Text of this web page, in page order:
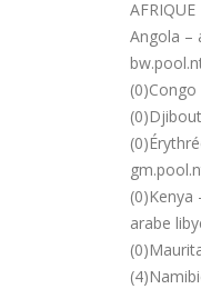
AFRIQUE
Angola –
(0)Kenya
arabe